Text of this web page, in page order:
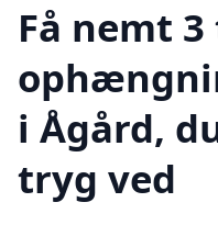
Få nemt
i Ågård,
tryg ved